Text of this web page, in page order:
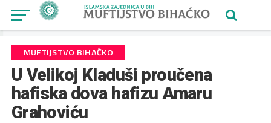
MUFTIJSTVO BIHAĆKO
U Velikoj Kladuši proučena
hafiska dova hafizu Amaru
Grahoviću